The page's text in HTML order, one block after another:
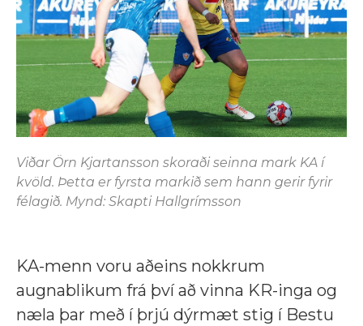
Viðar Örn Kjartansson skoraði seinna mark KA í
kvöld. Þetta er fyrsta markið sem hann gerir fyrir
félagið. Mynd: Skapti Hallgrímsson
KA-menn voru aðeins nokkrum
augnablikum frá því að vinna KR-inga og
næla þar með í þrjú dýrmæt stig í Bestu